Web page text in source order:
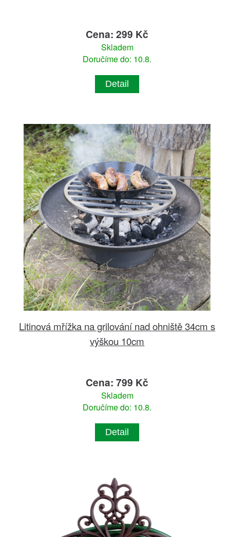
Cena: 299 Kč
Skladem
Doručíme do: 10.8.
Detail
Litinová mřížka na grilování nad ohniště 34cm s
výškou 10cm
Cena: 799 Kč
Skladem
Doručíme do: 10.8.
Detail